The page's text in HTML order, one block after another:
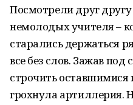
Посмотрели друг
немолодых учителя –
старались держаться
все без слов. Зажав под
строчить оставшимися
грохнула артиллерия.